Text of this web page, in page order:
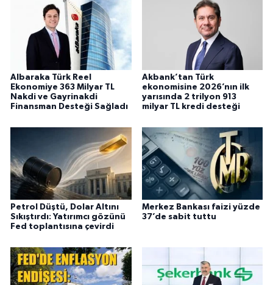
Albaraka Türk Reel
Ekonomiye 363 Milyar TL
Nakdi ve Gayrinakdi
Finansman Desteği Sağladı
Akbank’tan Türk
ekonomisine 2026’nın ilk
yarısında 2 trilyon 913
milyar TL kredi desteği
Petrol Düştü, Dolar Altını
Sıkıştırdı: Yatırımcı gözünü
Fed toplantısına çevirdi
Merkez Bankası faizi yüzde
37’de sabit tuttu